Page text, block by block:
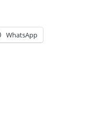
WhatsApp